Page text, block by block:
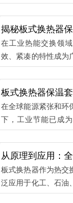
节能增效带来了显著
在工业热能交换领
效、紧凑的特性成为
式换热器保温套作为
逐渐受到市场的关注
秘板式换热器保温套
市场前景。...
在全球能源紧张和环
下，工业节能已成
键。板式换热器作为
热交换设备，其节能
保温套作为一种新型
为工业节能的新选择
板式换热器作为热交
泛应用于化工、石油
业领域。然而，在换